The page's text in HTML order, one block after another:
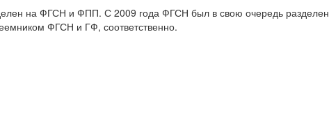
на ФГСН и ФПП. С 2009 года ФГСН был в свою очередь разделен
ФГСН и ГФ, соответственно.